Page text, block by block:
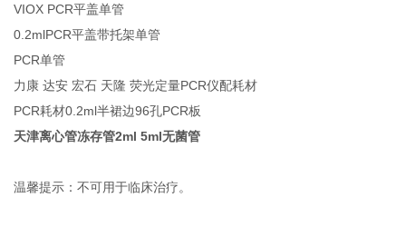
VIOX PCR平盖单管
0.2mlPCR平盖带托架单管
PCR单管
力康 达安 宏石 天隆 荧光定量PCR仪配耗材
PCR耗材0.2ml半裙边96孔PCR板
天津离心管冻存管2ml 5ml无菌管
温馨提示：不可用于临床治疗。